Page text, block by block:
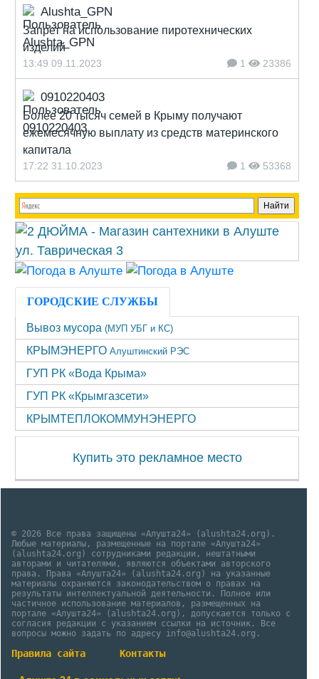
Alushta_GPN
Запрет на использование пиротехнических
изделий
13:49 09.11.2023 1 23386
0910220403
Более 20 тысяч семей в Крыму получают
ежемесячную выплату из средств материнского
капитала
17:22 31.10.2023 1 53368
ГОРОДСКИЕ СЛУЖБЫ
Вывоз мусора (МУП УБГ и КС)
КРЫМЭНЕРГО Алуштинский РЭС
ГУП РК «Вода Крыма»
ГУП РК «Крымгазсети»
КРЫМТЕПЛОКОММУНЭНЕРГО
Купить это рекламное место
© 2026 Все права защищены «Алушта24» (alushta24.org).
Любые материалы, размещенные на портале «Алушта24»
(alushta24.org) сотрудниками редакции, нештатными
авторами и читателями, являются объектами авторского
права. Права «Алушта24» (alushta24.org) на указанные
материалы охраняются законодательством о правах на
результаты интеллектуальной деятельности. Полное или
частичное использование материалов, размещенных на
портале «Алушта24» (alushta24.org), допускается только с
согласия редакции с указанием ссылки на источник. Все
вопросы можно задать по адресу info@alushta24.org.
Правила сайта Контакты